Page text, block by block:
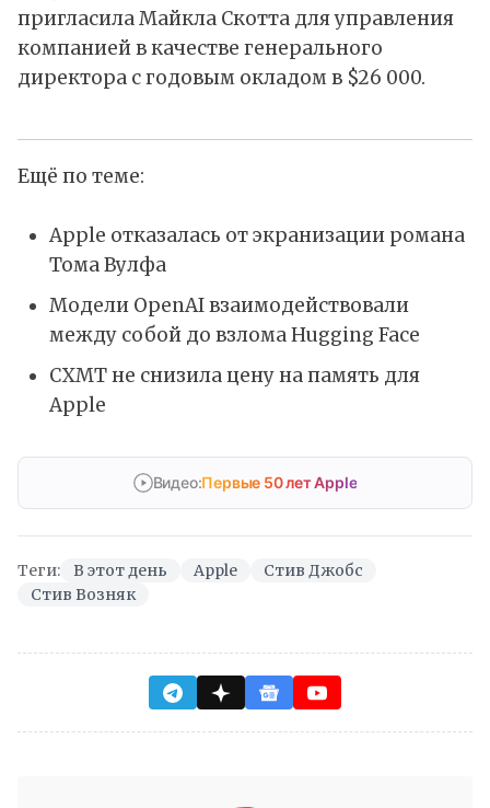
пригласила Майкла Скотта для управления
компанией в качестве генерального
директора с годовым окладом в $26 000.
Ещё по теме:
Apple отказалась от экранизации романа
Тома Вулфа
Модели OpenAI взаимодействовали
между собой до взлома Hugging Face
CXMT не снизила цену на память для
Apple
Видео:Первые 50 лет Apple
Теги: В этот день Apple
Стив Джобс
Стив Возняк